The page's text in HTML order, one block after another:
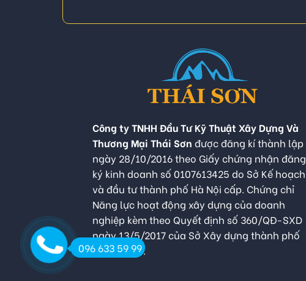
Công ty TNHH Đầu Tư Kỹ Thuật Xây Dựng Và
Thương Mại Thái Sơn được đăng kí thành lập
ngày 28/10/2016 theo Giấy chứng nhận đăng
ký kinh doanh số 0107613425 do Sở Kế hoạch
và đầu tư thành phố Hà Nội cấp. Chứng chỉ
Năng lực hoạt động xây dựng của doanh
nghiệp kèm theo Quyết định số 360/QĐ-SXD
ngày 13/5/2017 của Sở Xây dựng thành phố
Hà Nội cấp.
096 633 59 99